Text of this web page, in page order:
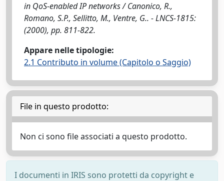
in QoS-enabled IP networks / Canonico, R.,
Romano, S.P., Sellitto, M., Ventre, G.. - LNCS-1815:
(2000), pp. 811-822.
Appare nelle tipologie:
2.1 Contributo in volume (Capitolo o Saggio)
File in questo prodotto:
Non ci sono file associati a questo prodotto.
I documenti in IRIS sono protetti da copyright e